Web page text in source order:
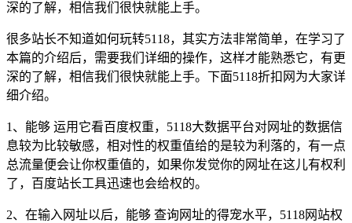
深的了解，相信我们很快就能上手。
很多站长不知道如何玩转5118，其实方法非常简单，在学习了
本篇的介绍后，需要我们详细的操作，这样才能熟悉它，有更
深的了解，相信我们很快就能上手。下面5118折扣网为大家详
细介绍。
1、能够 运用它看百度权重，5118大数据平台对网址的数据信
息较为比较敏感，相对性的权重值给的是较为利落的，有一点
总流量便会让你权重值的，如果你发觉你的网址在这儿有权利
了，百度站长工具迅速也会给权的。
2、在输入网址以后，能够 查询网址的得宠水平，5118网站权